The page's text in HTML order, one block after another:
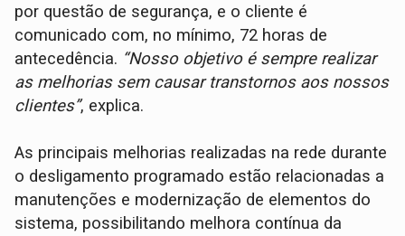
por questão de segurança, e o cliente é
comunicado com, no mínimo, 72 horas de
antecedência. “Nosso objetivo é sempre realizar
as melhorias sem causar transtornos aos nossos
clientes”, explica.
As principais melhorias realizadas na rede durante
o desligamento programado estão relacionadas a
manutenções e modernização de elementos do
sistema, possibilitando melhora contínua da